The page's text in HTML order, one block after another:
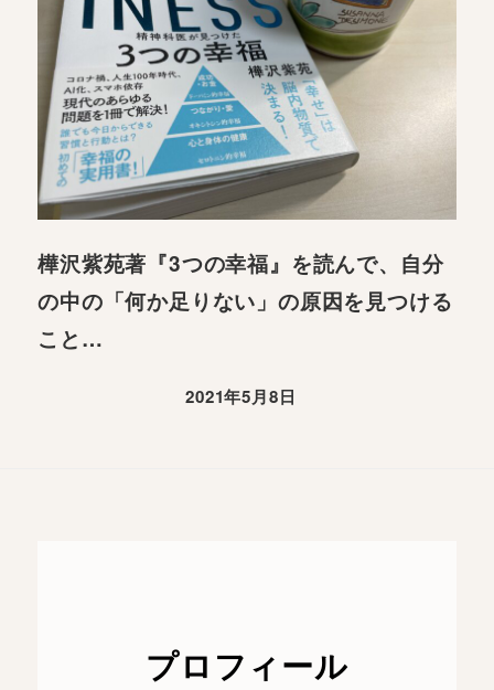
樺沢紫苑著『3つの幸福』を読んで、自分
の中の「何か足りない」の原因を見つける
こと…
2021年5月8日
プロフィール